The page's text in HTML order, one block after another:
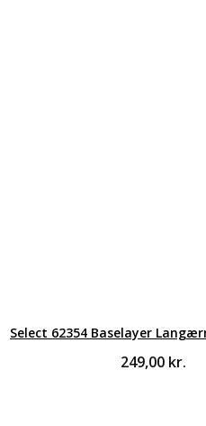
Select 62354 Baselayer
249,00 kr.